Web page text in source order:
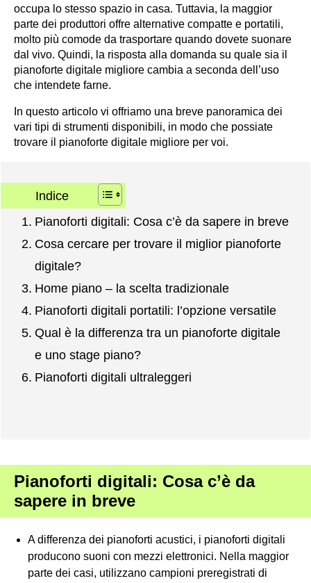
occupa lo stesso spazio in casa. Tuttavia, la maggior
parte dei produttori offre alternative compatte e portatili,
molto più comode da trasportare quando dovete suonare
dal vivo. Quindi, la risposta alla domanda su quale sia il
pianoforte digitale migliore cambia a seconda dell’uso
che intendete farne.
In questo articolo vi offriamo una breve panoramica dei
vari tipi di strumenti disponibili, in modo che possiate
trovare il pianoforte digitale migliore per voi.
Indice
Pianoforti digitali: Cosa c’è da sapere in breve
Cosa cercare per trovare il miglior pianoforte
digitale?
Home piano – la scelta tradizionale
Pianoforti digitali portatili: l’opzione versatile
Qual è la differenza tra un pianoforte digitale
e uno stage piano?
Pianoforti digitali ultraleggeri
Pianoforti digitali: Cosa c’è da
sapere in breve
A differenza dei pianoforti acustici, i pianoforti digitali
producono suoni con mezzi elettronici. Nella maggior
parte dei casi, utilizzano campioni preregistrati di